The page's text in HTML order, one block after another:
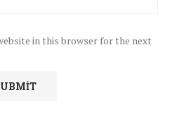
in this browser for the next